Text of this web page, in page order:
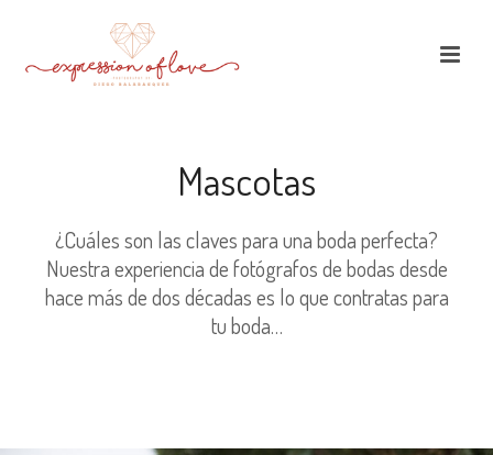
Mascotas
¿Cuáles son las claves para una boda perfecta?
Nuestra experiencia de fotógrafos de bodas desde
hace más de dos décadas es lo que contratas para
tu boda…